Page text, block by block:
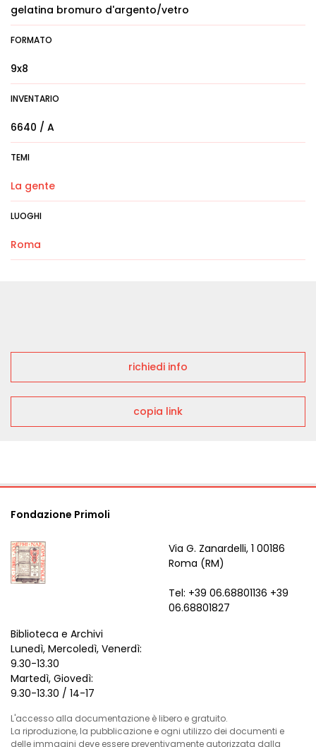
gelatina bromuro d'argento/vetro
FORMATO
9x8
INVENTARIO
6640 / A
TEMI
La gente
LUOGHI
Roma
richiedi info
copia link
Fondazione Primoli
Via G. Zanardelli, 1 00186
Roma (RM)
Tel: +39 06.68801136 +39
06.68801827
Biblioteca e Archivi
Lunedì, Mercoledì, Venerdì:
9.30-13.30
Martedì, Giovedì:
9.30-13.30 / 14-17
L'accesso alla documentazione è libero e gratuito.
La riproduzione, la pubblicazione e ogni utilizzo dei documenti e
delle immagini deve essere preventivamente autorizzata dalla